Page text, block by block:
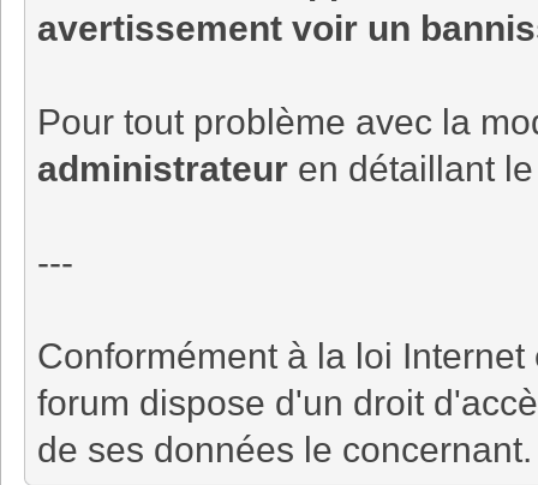
avertissement voir un
Pour tout problème avec la
administrateur en détaillant
---
Conformément à la loi
forum dispose d'un droit
de ses données le concernant.